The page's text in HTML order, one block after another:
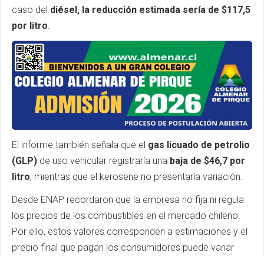
caso del diésel, la reducción estimada sería de $117,5
por litro
El informe también señala que el gas licuado de petrolio
(GLP) de uso vehicular registraría una baja de $46,7 por
litro, mientras que el kerosene no presentaría variación.
Desde ENAP recordaron que la empresa no fija ni regula
los precios de los combustibles en el mercado chileno.
Por ello, estos valores corresponden a estimaciones y el
precio final que pagan los consumidores puede variar